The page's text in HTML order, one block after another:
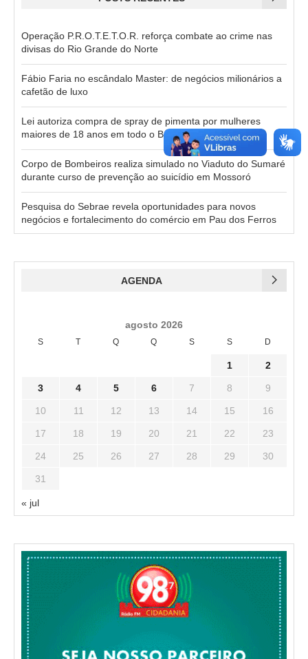
Operação P.R.O.T.E.T.O.R. reforça combate ao crime nas
divisas do Rio Grande do Norte
Fábio Faria no escândalo Master: de negócios milionários a
cafetão de luxo
Lei autoriza compra de spray de pimenta por mulheres
maiores de 18 anos em todo o Brasil
Corpo de Bombeiros realiza simulado no Viaduto do Sumaré
durante curso de prevenção ao suicídio em Mossoró
Pesquisa do Sebrae revela oportunidades para novos
negócios e fortalecimento do comércio em Pau dos Ferros
AGENDA
agosto 2026
S T Q Q S S D
1 2
3 4 5 6 7 8 9
10 11 12 13 14 15 16
17 18 19 20 21 22 23
24 25 26 27 28 29 30
31
« jul